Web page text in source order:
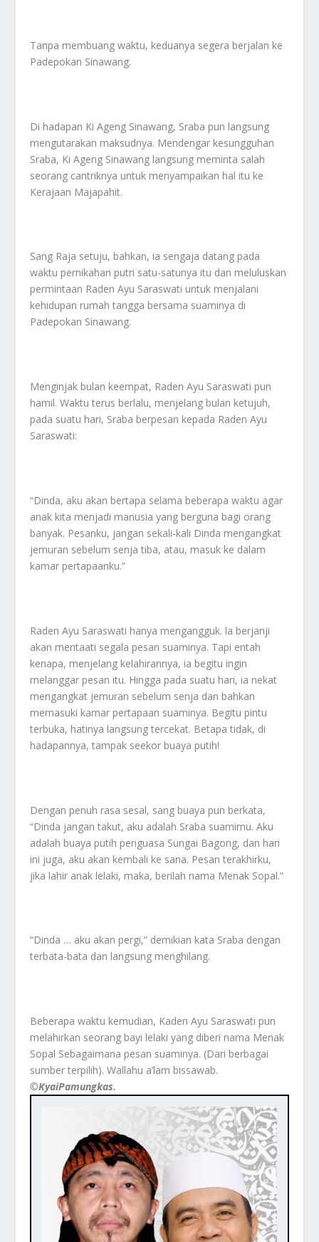
Tanpa membuang waktu, keduanya segera berjalan ke
Padepokan Sinawang.
Di hadapan Ki Ageng Sinawang, Sraba pun langsung
mengutarakan maksudnya. Mendengar kesungguhan
Sraba, Ki Ageng Sinawang langsung meminta salah
seorang cantriknya untuk menyampaikan hal itu ke
Kerajaan Majapahit.
Sang Raja setuju, bahkan, ia sengaja datang pada
waktu pernikahan putri satu-satunya itu dan meluluskan
permintaan Raden Ayu Saraswati untuk menjalani
kehidupan rumah tangga bersama suaminya di
Padepokan Sinawang.
Menginjak bulan keempat, Raden Ayu Saraswati pun
hamil. Waktu terus berlalu, menjelang bulan ketujuh,
pada suatu hari, Sraba berpesan kepada Raden Ayu
Saraswati:
“Dinda, aku akan bertapa selama beberapa waktu agar
anak kita menjadi manusia yang berguna bagi orang
banyak. Pesanku, jangan sekali-kali Dinda mengangkat
jemuran sebelum senja tiba, atau, masuk ke dalam
kamar pertapaanku.”
Raden Ayu Saraswati hanya mengangguk. la berjanji
akan mentaati segala pesan suaminya. Tapi entah
kenapa, menjelang kelahirannya, ia begitu ingin
melanggar pesan itu. Hingga pada suatu hari, ia nekat
mengangkat jemuran sebelum senja dan bahkan
memasuki kamar pertapaan suaminya. Begitu pintu
terbuka, hatinya langsung tercekat. Betapa tidak, di
hadapannya, tampak seekor buaya putih!
Dengan penuh rasa sesal, sang buaya pun berkata,
“Dinda jangan takut, aku adalah Sraba suamimu. Aku
adalah buaya putih penguasa Sungai Bagong, dan hari
ini juga, aku akan kembali ke sana. Pesan terakhirku,
jika lahir anak lelaki, maka, berilah nama Menak Sopal.”
“Dinda … aku akan pergi,” demikian kata Sraba dengan
terbata-bata dan langsung menghilang.
Beberapa waktu kemudian, Kaden Ayu Saraswati pun
melahirkan seorang bayi lelaki yang diberi nama Menak
Sopal Sebagaimana pesan suaminya. (Dari berbagai
sumber terpilih). Wallahu a’lam bissawab.
©️KyaiPamungkas.